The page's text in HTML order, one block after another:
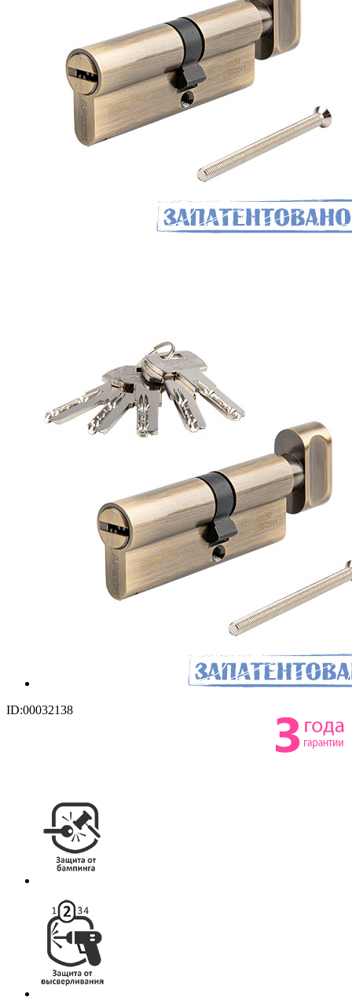
ID:00032138